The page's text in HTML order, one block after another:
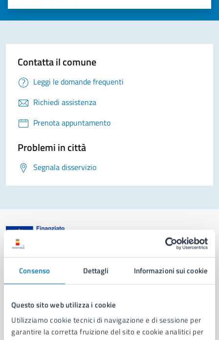
Consenso Dettagli Informazioni sui cookie
Questo sito web utilizza i cookie
Utilizziamo cookie tecnici di navigazione e di sessione per
garantire la corretta fruizione del sito e cookie analitici per
Valuta 5 stelle su 5
Valuta 4 stelle su 5
Valuta 3 stelle su 5
Valuta 2 stelle su 5
Valuta 1 stelle su 5
Contatta il comune
Leggi le domande frequenti
Richiedi assistenza
Prenota appuntamento
Problemi in città
Segnala disservizio
Aree amministrative
Organi di governo
Municipalità